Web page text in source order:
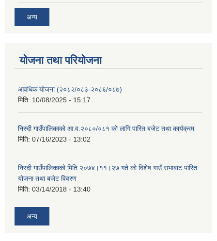
अन्य
योजना तथा परियोजना
आवधिक योजना (२०८२/०८३-२०८६/०८७)
मिति: 10/08/2025 - 15:17
निस्दी गाउँपालिकाको आ.व.२०८०/०८१ को लागि पारित बजेट तथा कार्यक्रम
मिति: 07/16/2023 - 13:02
निस्दी गाउँपालिकाको मिति २०७४।११।२७ गते को विशेष गाउँ सभाबाट पारित
योजना तथा बजेट विवरण
मिति: 03/14/2018 - 13:40
अन्य